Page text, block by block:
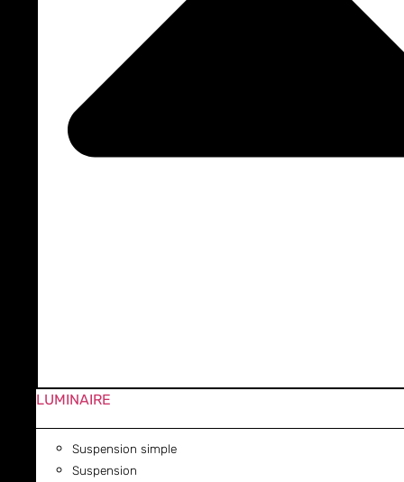
LUMINAIRE
Suspension simple
Suspension